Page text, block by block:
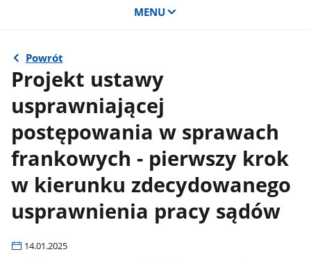
MENU
Powrót
Projekt ustawy
usprawniającej
postępowania w sprawach
frankowych - pierwszy krok
w kierunku zdecydowanego
usprawnienia pracy sądów
14.01.2025